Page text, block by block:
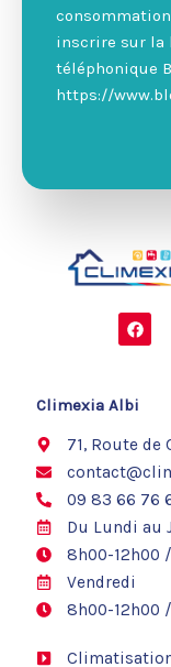
inscrire sur la
téléphonique
https://
F
a
c
o
Climexia Albi
71, Route de
09 83 66 76
Du Lundi au
8h00-12h00
Vendredi
8h00-12h00